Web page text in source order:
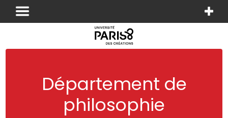
Panneau de gestion des cookies
Département de
philosophie